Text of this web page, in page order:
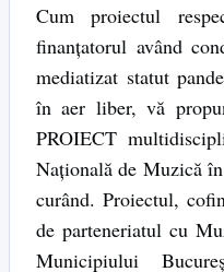
Cum proiectul
finanţatorul având
mediatizat statut
în aer liber, vă
PROIECT
Naţională de Muzică
curând. Proiectul,
de parteneriatul cu
Municipiului